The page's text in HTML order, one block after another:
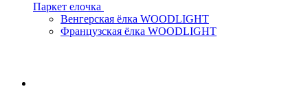
Паркет елочка
Венгерская ёлка WOODLIGHT
Французская ёлка WOODLIGHT